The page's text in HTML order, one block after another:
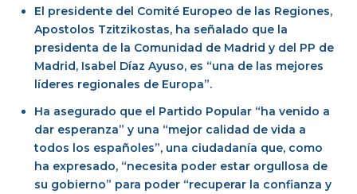
El presidente del Comité Europeo de las Regiones,
Apostolos Tzitzikostas, ha señalado que la
presidenta de la Comunidad de Madrid y del PP de
Madrid, Isabel Díaz Ayuso, es “una de las mejores
líderes regionales de Europa”.
Ha asegurado que el Partido Popular “ha venido a
dar esperanza” y una “mejor calidad de vida a
todos los españoles”, una ciudadanía que, como
ha expresado, “necesita poder estar orgullosa de
su gobierno” para poder “recuperar la confianza y